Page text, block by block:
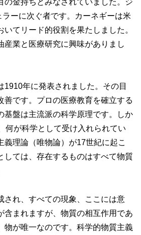
ラーに次ぐ者です。カーネギーは米
いてリード的役割を果たしました。
産業と医療研究に興味がありまし
1910年に発表されました。その目
善です。プロの医療教育を確立する
基盤は主流派の科学原理です。しか
何が科学として受け入れられてい
義理論（唯物論）が17世紀に起こ
しては、存在するものはすべて物質
され、すべての現象、ここには意
含まれますが、物質の相互作用であ
物が唯一なのです。科学的物質主義